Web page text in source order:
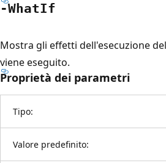
-WhatIf
Mostra gli effetti dell'esecuzione
viene eseguito.
Proprietà dei parametri
Tipo:
Valore predefinito: